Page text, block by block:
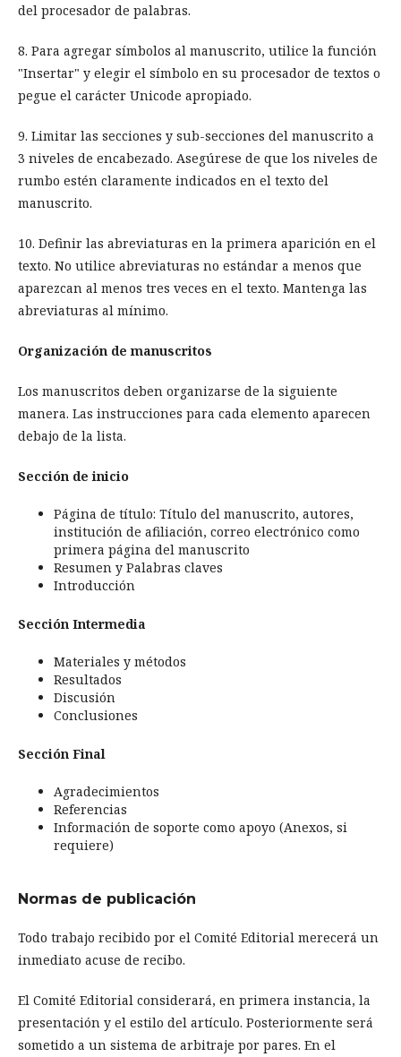
del procesador de palabras.
8. Para agregar símbolos al manuscrito, utilice la función
"Insertar" y elegir el símbolo en su procesador de textos o
pegue el carácter Unicode apropiado.
9. Limitar las secciones y sub-secciones del manuscrito a
3 niveles de encabezado. Asegúrese de que los niveles de
rumbo estén claramente indicados en el texto del
manuscrito.
10. Definir las abreviaturas en la primera aparición en el
texto. No utilice abreviaturas no estándar a menos que
aparezcan al menos tres veces en el texto. Mantenga las
abreviaturas al mínimo.
Organización de manuscritos
Los manuscritos deben organizarse de la siguiente
manera. Las instrucciones para cada elemento aparecen
debajo de la lista.
Sección de inicio
Página de título: Título del manuscrito, autores,
institución de afiliación, correo electrónico como
primera página del manuscrito
Resumen y Palabras claves
Introducción
Sección Intermedia
Materiales y métodos
Resultados
Discusión
Conclusiones
Sección Final
Agradecimientos
Referencias
Información de soporte como apoyo (Anexos, si
requiere)
Normas de publicación
Todo trabajo recibido por el Comité Editorial merecerá un
inmediato acuse de recibo.
El Comité Editorial considerará, en primera instancia, la
presentación y el estilo del artículo. Posteriormente será
sometido a un sistema de arbitraje por pares. En el